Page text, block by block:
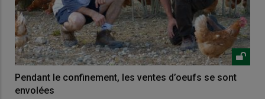
Pendant le confinement, les ventes d’oeufs se sont
envolées